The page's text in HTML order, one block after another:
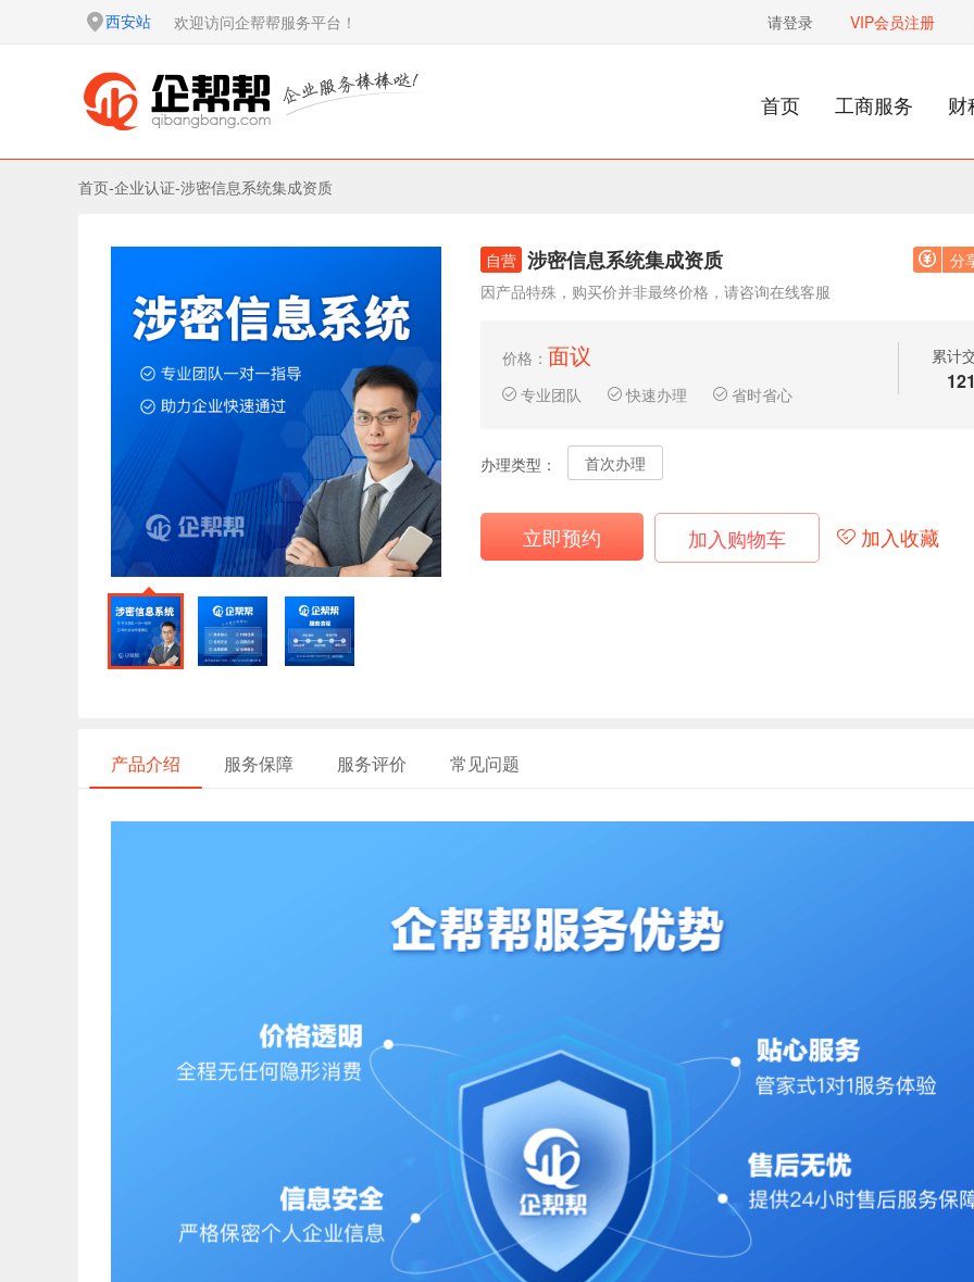
西安站 欢迎访问企帮帮服务平台！ 请登录 VIP会员注册
首页 工商服务 财
首页-企业认证-涉密信息系统集成资质
自营 涉密信息系统集成资质
分
因产品特殊，购买价并非最终价格，请咨询在线客服
累计
价格： 面议
专业团队 快速办理 省时省心
办理类型： 首次办理
立即预约 加入购物车 加入收藏
产品介绍 服务保障 服务评价 常见问题